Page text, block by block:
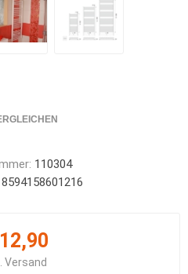
110304
8594158601216
Versand